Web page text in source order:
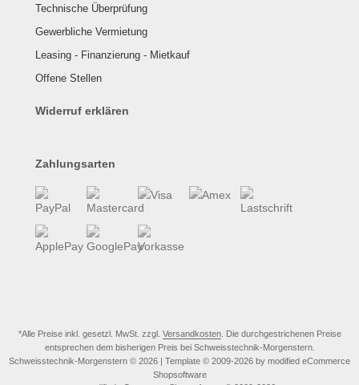
Technische Überprüfung
Gewerbliche Vermietung
Leasing - Finanzierung - Mietkauf
Offene Stellen
Widerruf erklären
Zahlungsarten
Alle Preise inkl. gesetzl. MwSt. zzgl. Versandkosten. Die durchgestrichenen Preise
entsprechen dem bisherigen Preis bei Schweisstechnik-Morgenstern.
Schweisstechnik-Morgenstern © 2026 | Template © 2009-2026 by modified eCommerce
Shopsoftware